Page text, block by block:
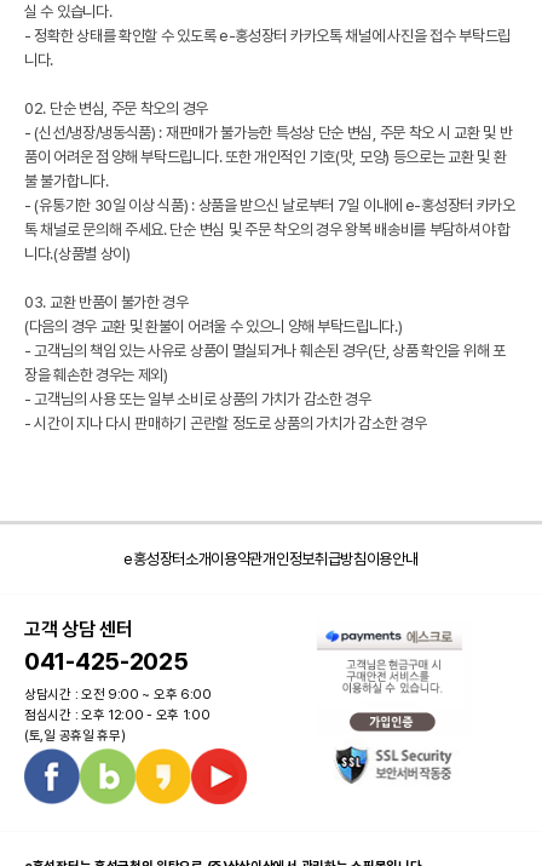
실 수 있습니다.
- 정확한 상태를 확인할 수 있도록 e-홍성장터 카카오톡 채널에 사진을 접수 부탁드립
니다.
02. 단순 변심, 주문 착오의 경우
- (신선/냉장/냉동식품) : 재판매가 불가능한 특성상 단순 변심, 주문 착오 시 교환 및 반
품이 어려운 점 양해 부탁드립니다. 또한 개인적인 기호(맛, 모양) 등으로는 교환 및 환
불 불가합니다.
- (유통기한 30일 이상 식품) : 상품을 받으신 날로부터 7일 이내에 e-홍성장터 카카오
톡 채널로 문의해 주세요. 단순 변심 및 주문 착오의 경우 왕복 배송비를 부담하셔야 합
니다.(상품별 상이)
03. 교환 반품이 불가한 경우
(다음의 경우 교환 및 환불이 어려울 수 있으니 양해 부탁드립니다.)
- 고객님의 책임 있는 사유로 상품이 멸실되거나 훼손된 경우(단, 상품 확인을 위해 포
장을 훼손한 경우는 제외)
- 고객님의 사용 또는 일부 소비로 상품의 가치가 감소한 경우
- 시간이 지나 다시 판매하기 곤란할 정도로 상품의 가치가 감소한 경우
e홍성장터소개이용약관개인정보취급방침이용안내
고객 상담 센터
041-425-2025
상담시간 : 오전 9:00 ~ 오후 6:00
점심시간 : 오후 12:00 - 오후 1:00
(토,일 공휴일 휴무)